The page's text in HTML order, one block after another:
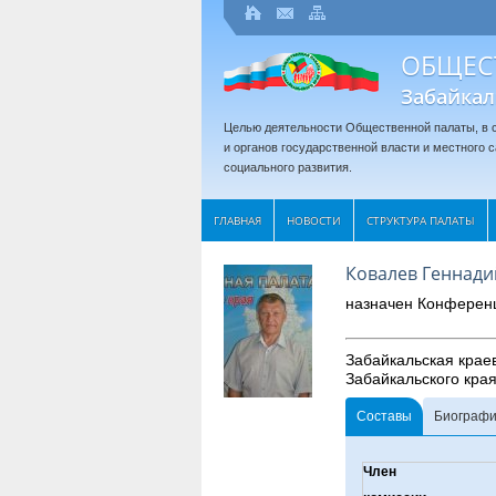
Целью деятельности Общественной палаты, в
и органов государственной власти и
социального развития.
ГЛАВНАЯ НОВОСТИ СТРУКТУРА ПАЛАТЫ
Ковалев
назначен
Забайкальская
Забайкальского
Составы
Член